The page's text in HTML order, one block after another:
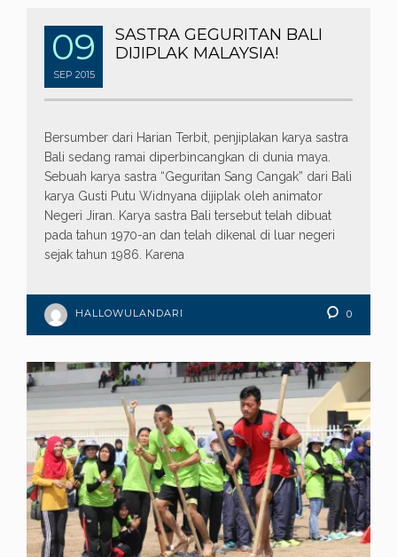
09
SEP 2015
SASTRA GEGURITAN BALI
DIJIPLAK MALAYSIA!
Bersumber dari Harian Terbit, penjiplakan karya sastra
Bali sedang ramai diperbincangkan di dunia maya.
Sebuah karya sastra “Geguritan Sang Cangak” dari Bali
karya Gusti Putu Widnyana dijiplak oleh animator
Negeri Jiran. Karya sastra Bali tersebut telah dibuat
pada tahun 1970-an dan telah dikenal di luar negeri
sejak tahun 1986. Karena
HALLOWULANDARI 0